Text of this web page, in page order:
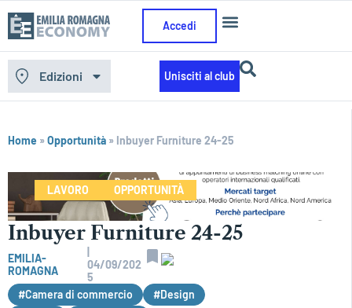
Accedi
Edizioni Unisciti al club
Home »Opportunità » Inbuyer Furniture 24-25
LAVORO OPPORTUNITÀ
Inbuyer Furniture 24-25
EMILIA-
ROMAGNA
04/09/202
5
#Camera di commercio
#Design